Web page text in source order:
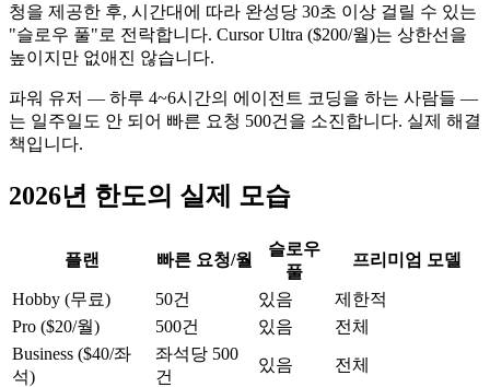
청을 제공한 후, 시간대에 따라 완성당 30초 이상 걸릴 수 있는
"슬로우 풀"로 전락합니다. Cursor Ultra ($200/월)는 상한선을
높이지만 없애진 않습니다.
파워 유저 — 하루 4~6시간의 에이전트 코딩을 하는 사람들 —
는 일주일도 안 되어 빠른 요청 500건을 소진합니다. 실제 해결
책입니다.
2026년 한도의 실제 모습
플랜 빠른 요청/월
슬로우
풀
프리미엄 모델
Hobby (무료) 50건 있음
제한적
Pro ($20/월)
500건 있음
전체
Business ($40/좌
석)
좌석당 500
건
있음 전체